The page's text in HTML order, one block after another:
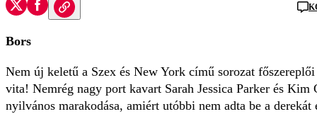
Bors
Nem új keletű a Szex és New York című sorozat
vita! Nemrég nagy port kavart Sarah Jessica Parker és Kim
nyilvános marakodása, amiért utóbbi nem adta be a derekát